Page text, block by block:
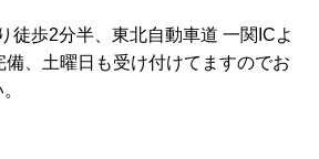
徒歩2分半、東北自動車道 一関ICよ
備、土曜日も受け付けてますのでお